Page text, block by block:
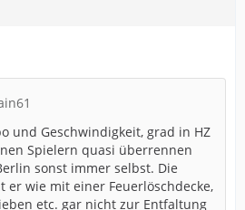
und Geschwindigkeit, grad in HZ
Spielern quasi überrennen
sonst immer selbst. Die
er wie mit einer Feuerlöschdecke,
etc. gar nicht zur Entfaltung